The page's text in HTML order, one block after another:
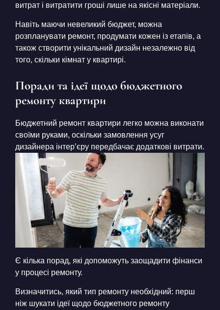
витрат і витратити гроші лише на якісні матеріали.
Навіть маючи невеликий бюджет, можна
розпланувати ремонт, продумати кожен із етапів, а
також створити унікальний дизайн незалежно від
того, скільки кімнат у квартирі.
Поради та ідеї щодо бюджетного
ремонту квартири
Бюджетний ремонт квартири легко можна виконати
своїми руками, оскільки замовлення усуг
дизайнера інтер’єру передбачає додаткові витрати.
Є кілька порад, які допоможуть заощадити фінанси
у процесі ремонту.
Визначитись, який тип ремонту необхідний: перш
ніж шукати ідеї щодо бюджетного ремонту